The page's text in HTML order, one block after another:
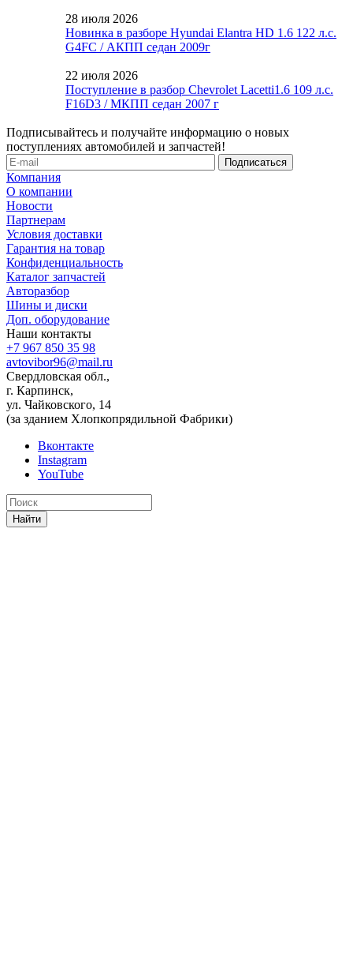
28 июля 2026
Новинка в разборе Hyundai Elantra HD 1.6 122 л.с.
G4FC / АКПП седан 2009г
22 июля 2026
Поступление в разбор Chevrolet Lacetti1.6 109 л.с.
F16D3 / МКПП седан 2007 г
Подписывайтесь и получайте информацию о новых
поступлениях автомобилей и запчастей!
Компания
О компании
Новости
Партнерам
Условия доставки
Гарантия на товар
Конфиденциальность
Каталог запчастей
Авторазбор
Шины и диски
Доп. оборудование
Наши контакты
+7 967 850 35 98
avtovibor96@mail.ru
Свердловская обл.,
г. Карпинск,
ул. Чайковского, 14
(за зданием Хлопкопрядильной Фабрики)
Вконтакте
Instagram
YouTube
Найти